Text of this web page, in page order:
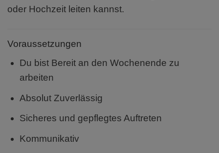
oder Hochzeit leiten kannst.
Voraussetzungen
Du bist Bereit an den Wochenende zu
arbeiten
Absolut Zuverlässig
Sicheres und gepflegtes Auftreten
Kommunikativ